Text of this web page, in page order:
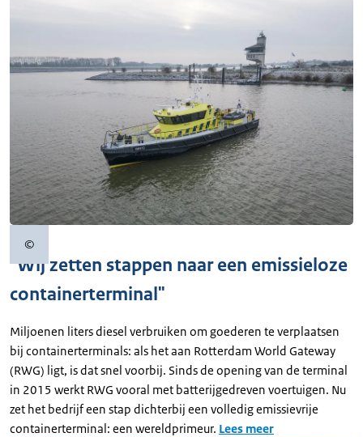
©Copyrightinformatie
"Wij zetten stappen naar een emissieloze
containerterminal"
Miljoenen liters diesel verbruiken om goederen te verplaatsen
bij containerterminals: als het aan Rotterdam World Gateway
(RWG) ligt, is dat snel voorbij. Sinds de opening van de terminal
in 2015 werkt RWG vooral met batterijgedreven voertuigen. Nu
zet het bedrijf een stap dichterbij een volledig emissievrije
containerterminal: een wereldprimeur. Lees meer